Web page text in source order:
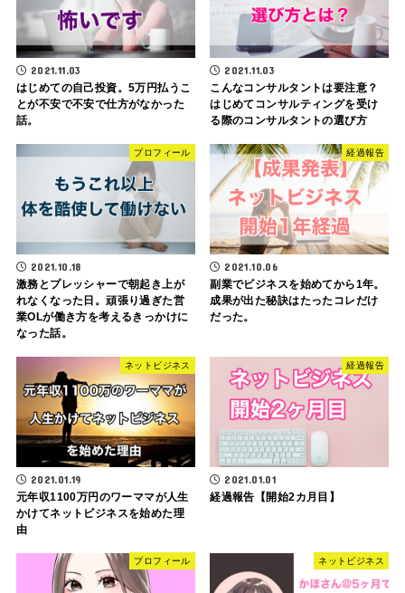
2021.11.03
はじめての自己投資。5万円払うこ
とが不安で不安で仕方がなかった
話。
2021.11.03
こんなコンサルタントは要注意？
はじめてコンサルティングを受け
る際のコンサルタントの選び方
プロフィール
2021.10.18
激務とプレッシャーで朝起き上が
れなくなった日。頑張り過ぎた営
業OLが働き方を考えるきっかけに
なった話。
経過報告
2021.10.06
副業でビジネスを始めてから1年。
成果が出た秘訣はたったコレだけ
だった。
ネットビジネス
2021.01.19
元年収1100万円のワーママが人生
かけてネットビジネスを始めた理
由
経過報告
2021.01.01
経過報告【開始2カ月目】
プロフィール ネットビジネス